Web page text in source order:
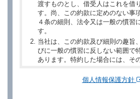
渡すものとし、借受人はこれを借
す。尚、この約款に定めのない事
４条の細則、法令又は一般の慣習
す。
当社は、この約款及び細則の趣旨
びに一般の慣習に反しない範囲で
あります。特約した場合には、そ
個人情報保護方針